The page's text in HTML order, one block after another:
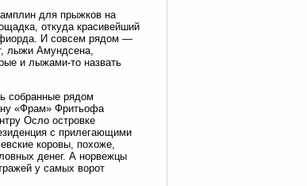
для прыжков на
откуда красивейший
фиорда. И совсем рядом —
лыжи Амундсена,
и лыжами-то назвать
собранные рядом
«Фрам» Фритьофа
Осло островке
с прилегающими
коровы, похоже,
денег. А норвежцы
у самых ворот